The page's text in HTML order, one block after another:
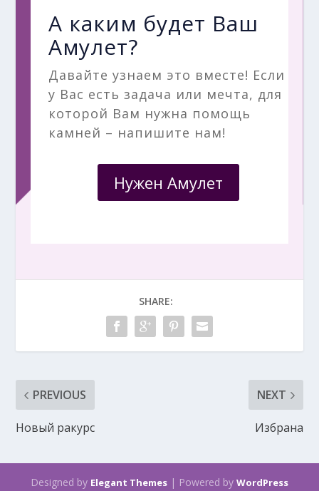
А каким будет Ваш
Амулет?
Давайте узнаем это вместе! Если
у Вас есть задача или мечта, для
которой Вам нужна помощь
камней – напишите нам!
Нужен Амулет
SHARE:
PREVIOUS
Новый ракурс
NEXT
Избрана
Designed by Elegant Themes | Powered by WordPress